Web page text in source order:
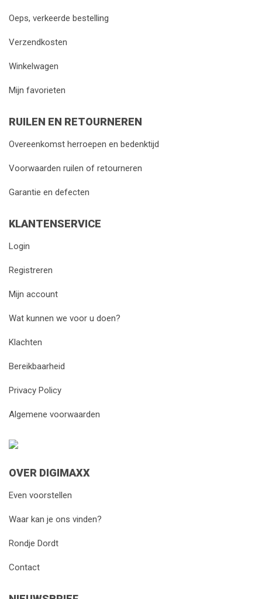
Oeps, verkeerde bestelling
Verzendkosten
Winkelwagen
Mijn favorieten
RUILEN EN RETOURNEREN
Overeenkomst herroepen en bedenktijd
Voorwaarden ruilen of retourneren
Garantie en defecten
KLANTENSERVICE
Login
Registreren
Mijn account
Wat kunnen we voor u doen?
Klachten
Bereikbaarheid
Privacy Policy
Algemene voorwaarden
OVER DIGIMAXX
Even voorstellen
Waar kan je ons vinden?
Rondje Dordt
Contact